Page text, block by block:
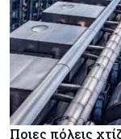
Ποιες πόλεις